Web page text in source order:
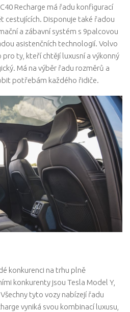
Recharge má řadu konfigurací
cestujících. Disponuje také řadou
a zábavní systém s 9palcovou
asistenčních technologií. Volvo
pro ty, kteří chtějí luxusní a výkonný
Má na výběr řadu rozměrů a
potřebám každého řidiče.
konkurenci na trhu plně
konkurenty jsou Tesla Model Y,
tyto vozy nabízejí řadu
vyniká svou kombinací luxusu,